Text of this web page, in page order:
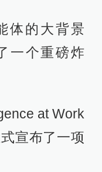
体的大背景
一个重磅炸
at Work
宣布了一项